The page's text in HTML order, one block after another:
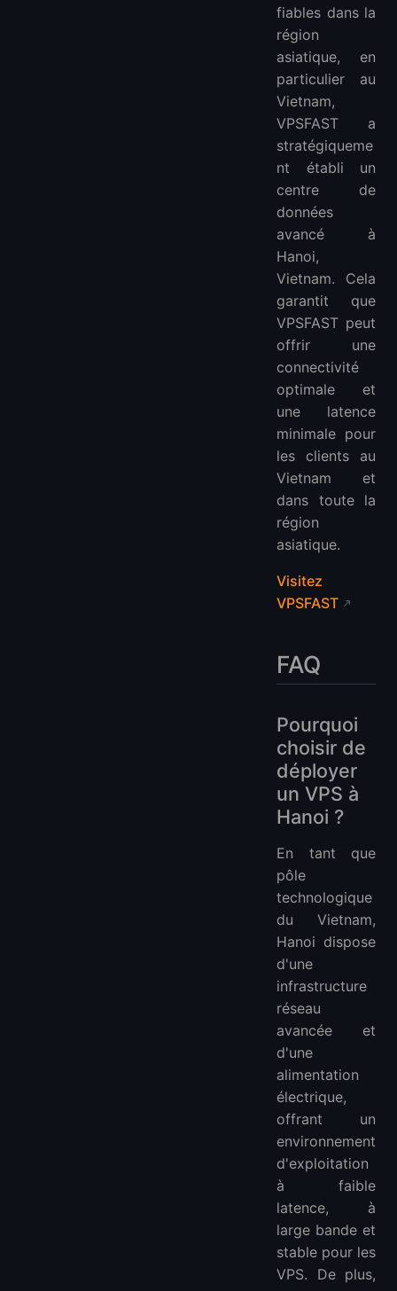
fiables dans la
région
asiatique, en
particulier au
Vietnam,
VPSFAST a
stratégiqueme
nt établi un
centre de
données
avancé à
Hanoi,
Vietnam. Cela
garantit que
VPSFAST peut
offrir une
connectivité
optimale et
une latence
minimale pour
les clients au
Vietnam et
dans toute la
région
asiatique.
Visitez
VPSFAST
FAQ
Pourquoi
choisir de
déployer
un VPS à
Hanoi ?
En tant que
pôle
technologique
du Vietnam,
Hanoi dispose
d'une
infrastructure
réseau
avancée et
d'une
alimentation
électrique,
offrant un
environnement
d'exploitation
à faible
latence, à
large bande et
stable pour les
VPS. De plus,